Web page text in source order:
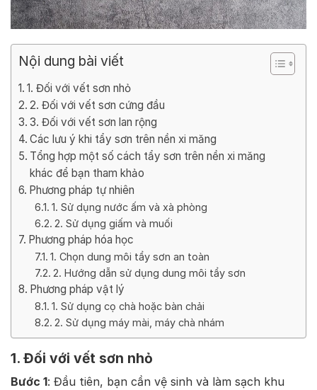
Nội dung bài viết
1. Đối với vết sơn nhỏ
2. Đối với vết sơn cứng đầu
3. Đối với vết sơn lan rộng
Các lưu ý khi tẩy sơn trên nền xi măng
Tổng hợp một số cách tẩy sơn trên nền xi măng
khác để bạn tham khảo
Phương pháp tự nhiên
1. Sử dụng nước ấm và xà phòng
2. Sử dụng giấm và muối
Phương pháp hóa học
1. Chọn dung môi tẩy sơn an toàn
2. Hướng dẫn sử dụng dung môi tẩy sơn
Phương pháp vật lý
1. Sử dụng cọ chà hoặc bàn chải
2. Sử dụng máy mài, máy chà nhám
1. Đối với vết sơn nhỏ
Bước 1: Đầu tiên, bạn cần vệ sinh và làm sạch khu